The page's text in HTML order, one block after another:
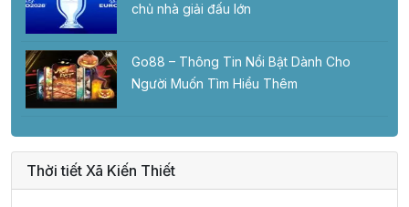
chủ nhà giải đấu lớn
Go88 – Thông Tin Nổi Bật Dành Cho
Người Muốn Tìm Hiểu Thêm
Thời tiết Xã Kiến Thiết